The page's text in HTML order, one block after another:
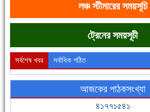
ফরিদগঞ্জের ভূমিহীন ২০ পরিবার আজ নিজের পাকা ঘরে উঠছে
লঞ্চ স্টীমারের সময়সূচি
ট্রেনের সময়সূচী
সর্বশেষ খবর সর্বাধিক পঠিত
আজকের পাঠকসংখ্যা
৪১৭৭১৫৪১